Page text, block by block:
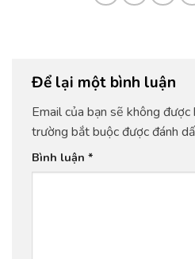
Để lại một bình luận
Email của bạn sẽ không được
trường bắt buộc được đánh
Bình luận *